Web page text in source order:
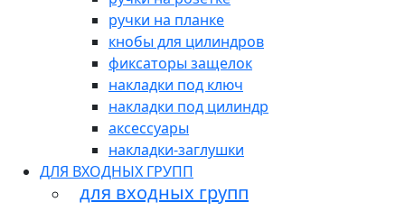
ручки на планке
кнобы для цилиндров
фиксаторы защелок
накладки под ключ
накладки под цилиндр
аксессуары
накладки-заглушки
ДЛЯ ВХОДНЫХ ГРУПП
для входных групп